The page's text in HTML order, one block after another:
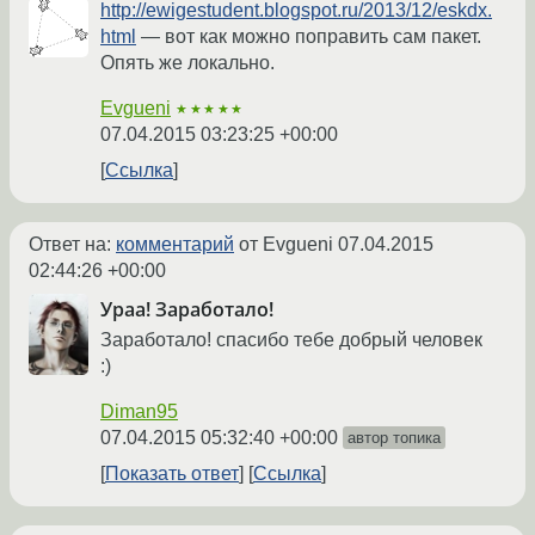
http://ewigestudent.blogspot.ru/2013/12/eskdx.
html — вот как можно поправить сам пакет.
Опять же локально.
Evgueni ★★★★★
07.04.2015 03:23:25 +00:00
Ссылка
Ответ на: комментарий от Evgueni 07.04.2015
02:44:26 +00:00
Ураа! Заработало!
Заработало! спасибо тебе добрый человек
:)
Diman95
07.04.2015 05:32:40 +00:00 автор топика
Показать ответ Ссылка